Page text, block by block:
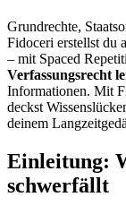
Grundrechte,
Fidoceri erstellst du
– mit Spaced
Verfassungsrecht
Informationen. Mit
deckst
deinem
Einleitung:
schwerfällt